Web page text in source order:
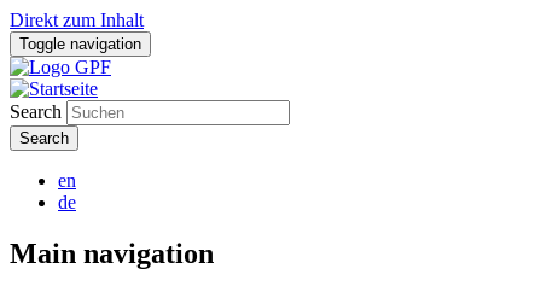
Direkt zum Inhalt
Toggle navigation
Search
en
de
Main navigation